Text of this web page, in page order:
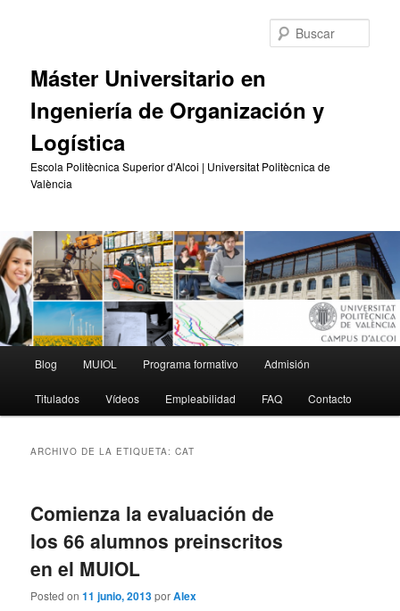
Máster Universitario en
Ingeniería de Organización y
Logística
Escola Politècnica Superior d'Alcoi | Universitat Politècnica de
València
principal
Blog MUIOL Programa formativo Admisión
Titulados Vídeos Empleabilidad FAQ Contacto
ARCHIVO DE LA ETIQUETA:CAT
Comienza la evaluación de
los 66 alumnos preinscritos
en el MUIOL
Posted on11 junio, 2013porAlex